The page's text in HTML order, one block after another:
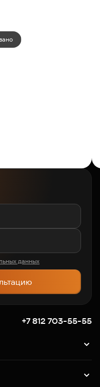
данных
+7 812 703-55-55